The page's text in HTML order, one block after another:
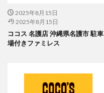
2025年8月15日
2025年8月15日
ココス 名護店 沖縄県名護市 駐車
場付きファミレス